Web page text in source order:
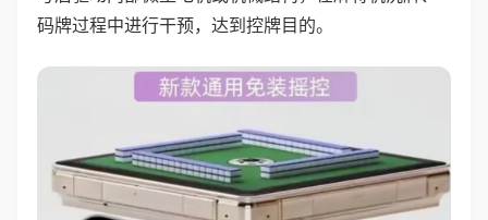
码牌过程中进行干预，达到控牌目的。